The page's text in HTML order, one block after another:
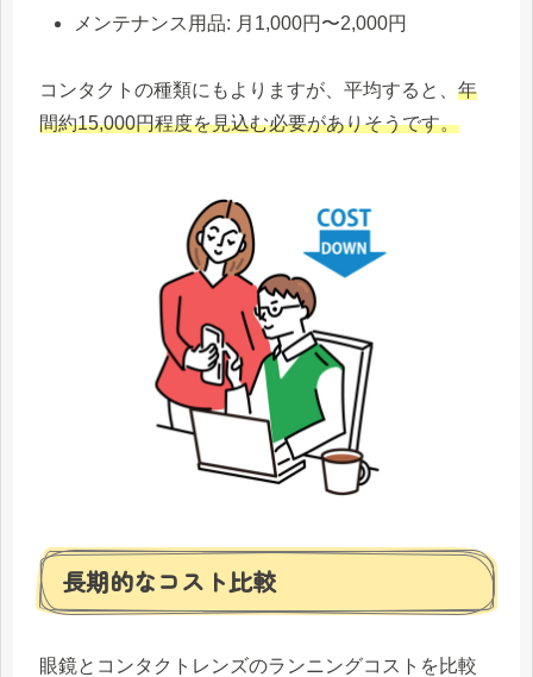
メンテナンス用品: 月1,000円〜2,000円
コンタクトの種類にもよりますが、平均すると、 年
間約15,000円程度を見込む必要がありそうです。
長期的なコスト比較
眼鏡とコンタクトレンズのランニングコストを比較